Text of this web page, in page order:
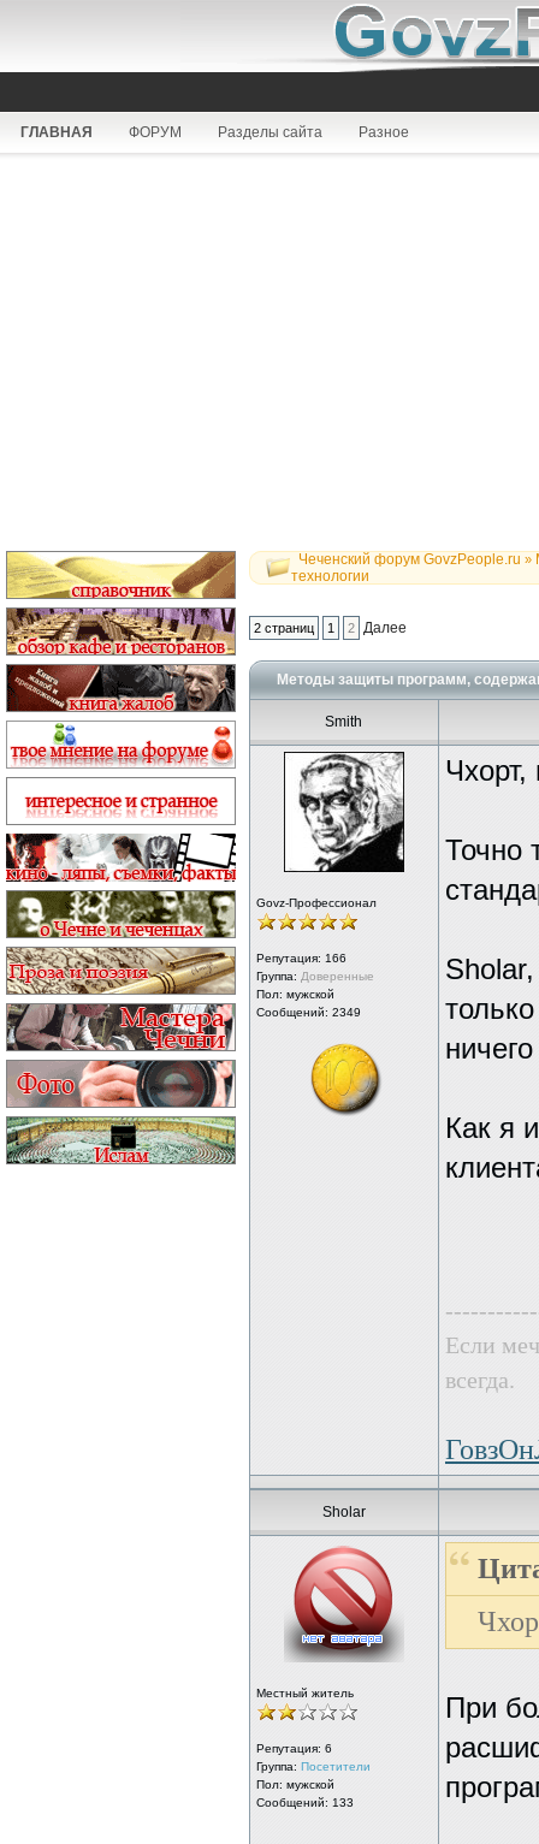
ГЛАВНАЯ ФОРУМ Разделы сайта Разное
Чеченский форум GovzPeople.ru »
технологии
2 страниц 1 2 Далее
Методы защиты программ,
Smith
Govz-Профессионал
Репутация: 166
Группа: Доверенные
Пол: мужской
Сообщений: 2349
Чхорт,
Точно
Как я
Если
всегда.
Sholar
Местный житель
Репутация: 6
Группа: Посетители
Пол: мужской
Сообщений: 133
При